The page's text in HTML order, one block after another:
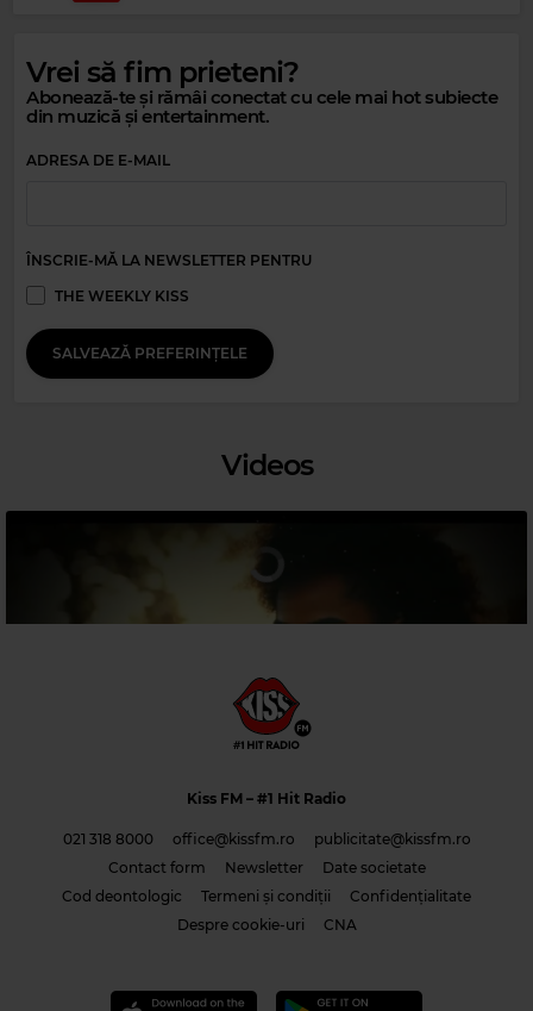
MAGIC PARTY MIX–MAGIC PARTY MIX
Vrei să fim prieteni?
Abonează-te și rămâi conectat cu cele mai hot subiecte
din muzică și entertainment.
ADRESA DE E-MAIL
ÎNSCRIE-MĂ LA NEWSLETTER PENTRU
THE WEEKLY KISS
SALVEAZĂ PREFERINȚELE
Videos
Costi & Adrian Saguna & Benzol – Solo tu -1
Kiss FM – #1 Hit Radio
021 318 8000 office@kissfm.ro
publicitate@kissfm.ro
Contact form
Newsletter
Date societate
Cod deontologic
Termeni și condiții
Confidențialitate
Despre cookie-uri
CNA